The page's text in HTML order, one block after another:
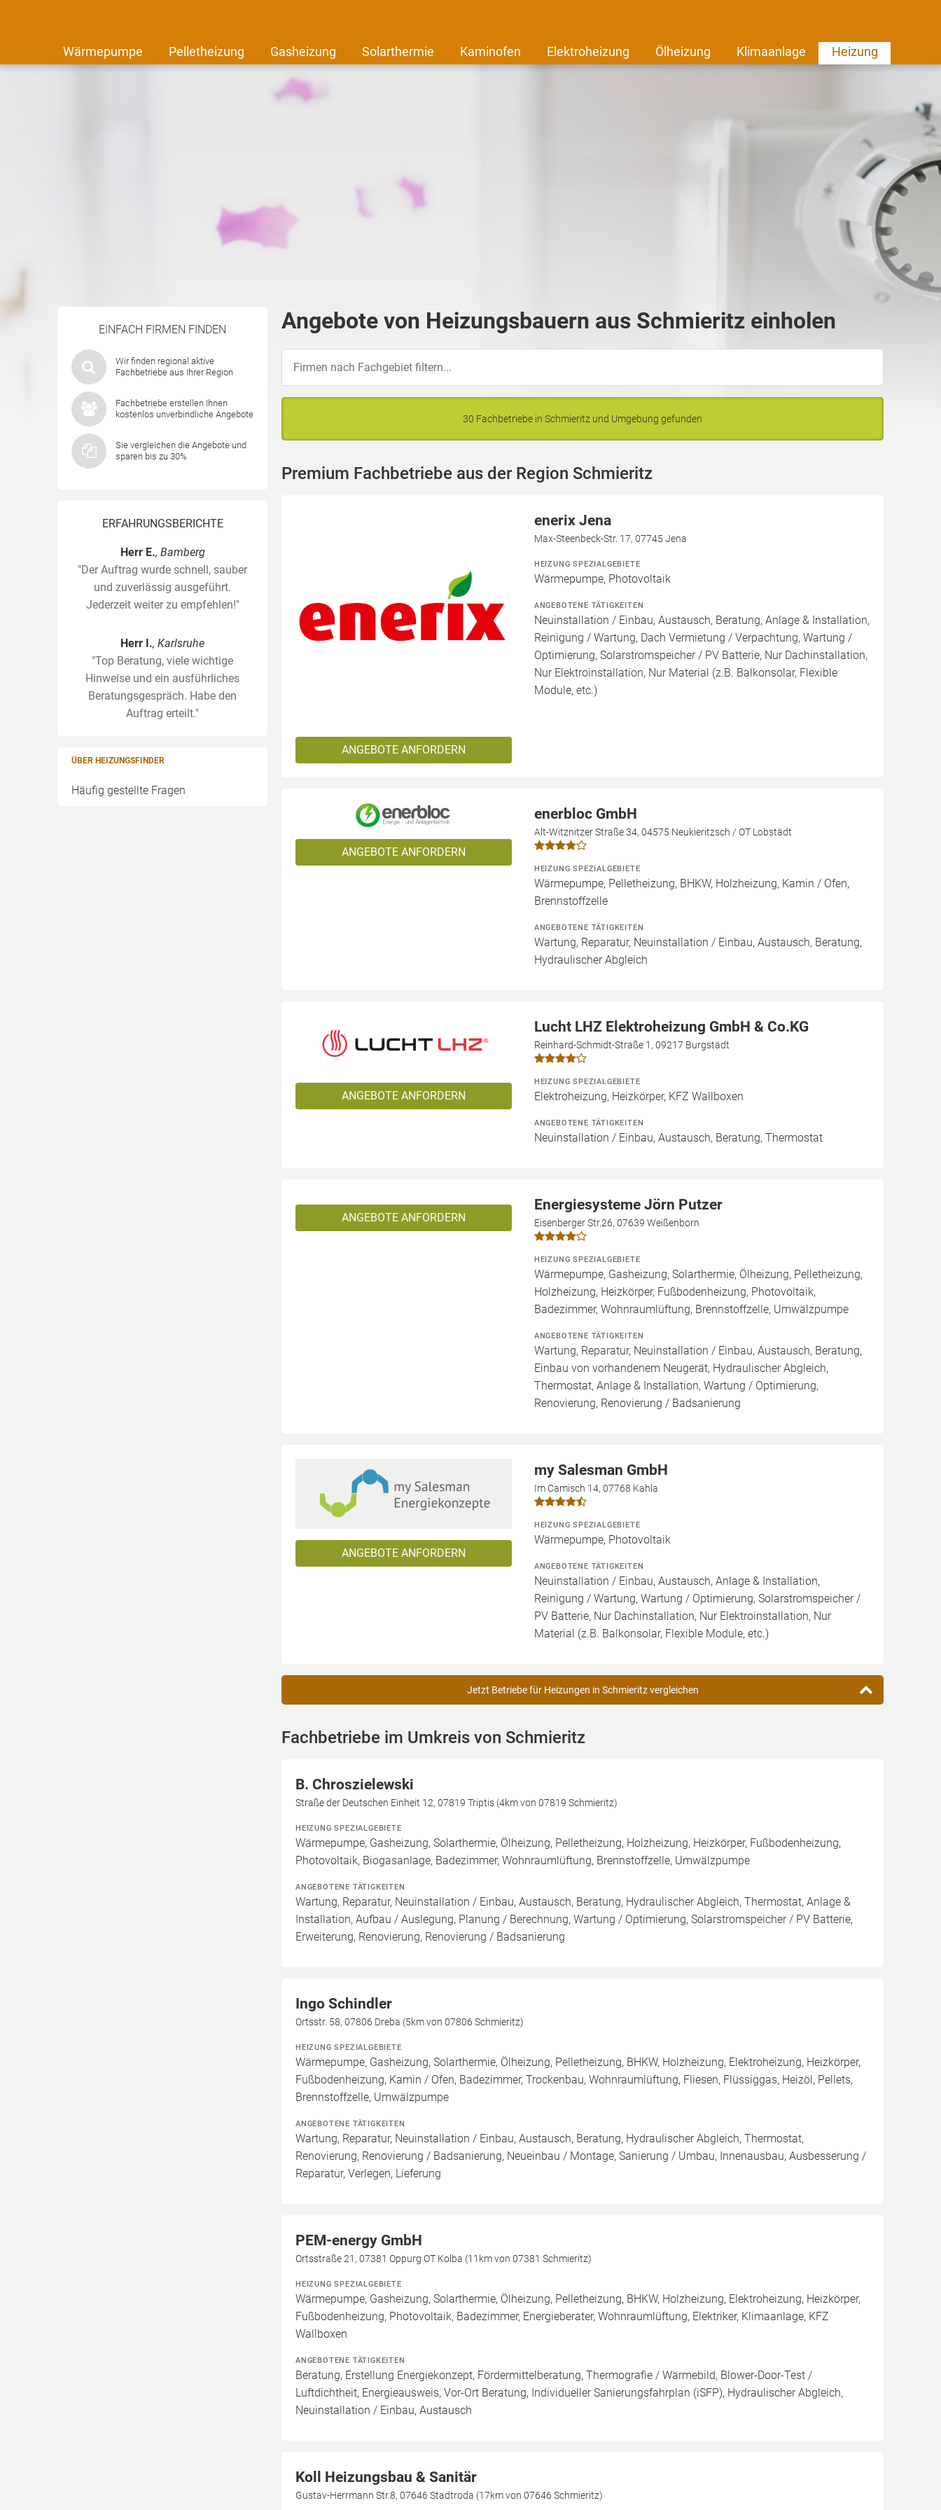
Wärmepumpe Pelletheizung Gasheizung Solarthermie Kaminofen Elektroheizung Ölheizung Klimaanlage Heizung
EINFACH FIRMEN FINDEN
Wir finden regional aktive
Fachbetriebe aus Ihrer Region
Fachbetriebe erstellen Ihnen
kostenlos unverbindliche Angebote
Sie vergleichen die Angebote und
sparen bis zu 30%
ERFAHRUNGSBERICHTE
Herr E., Bamberg
"Der Auftrag wurde schnell, sauber
und zuverlässig ausgeführt.
Jederzeit weiter zu empfehlen!"
Herr I., Karlsruhe
"Top Beratung, viele wichtige
Hinweise und ein ausführliches
Beratungsgespräch. Habe den
Auftrag erteilt."
ÜBER HEIZUNGSFINDER
Häufig gestellte Fragen
Angebote von Heizungsbauern aus Schmieritz einholen
30 Fachbetriebe in Schmieritz und Umgebung gefunden
Premium Fachbetriebe aus der Region Schmieritz
ANGEBOTE ANFORDERN
enerix Jena
Max-Steenbeck-Str. 17, 07745 Jena
HEIZUNG SPEZIALGEBIETE
Wärmepumpe, Photovoltaik
ANGEBOTENE TÄTIGKEITEN
Neuinstallation / Einbau, Austausch, Beratung, Anlage & Installation,
Reinigung / Wartung, Dach Vermietung / Verpachtung, Wartung /
Optimierung, Solarstromspeicher / PV Batterie, Nur Dachinstallation,
Nur Elektroinstallation, Nur Material (z.B. Balkonsolar, Flexible
Module, etc.)
ANGEBOTE ANFORDERN
enerbloc GmbH
Alt-Witznitzer Straße 34, 04575 Neukieritzsch / OT Lobstädt
HEIZUNG SPEZIALGEBIETE
Wärmepumpe, Pelletheizung, BHKW, Holzheizung, Kamin / Ofen,
Brennstoffzelle
ANGEBOTENE TÄTIGKEITEN
Wartung, Reparatur, Neuinstallation / Einbau, Austausch, Beratung,
Hydraulischer Abgleich
ANGEBOTE ANFORDERN
Lucht LHZ Elektroheizung GmbH & Co.KG
Reinhard-Schmidt-Straße 1, 09217 Burgstädt
HEIZUNG SPEZIALGEBIETE
Elektroheizung, Heizkörper, KFZ Wallboxen
ANGEBOTENE TÄTIGKEITEN
Neuinstallation / Einbau, Austausch, Beratung, Thermostat
ANGEBOTE ANFORDERN
Energiesysteme Jörn Putzer
Eisenberger Str.26, 07639 Weißenborn
HEIZUNG SPEZIALGEBIETE
Wärmepumpe, Gasheizung, Solarthermie, Ölheizung, Pelletheizung,
Holzheizung, Heizkörper, Fußbodenheizung, Photovoltaik,
Badezimmer, Wohnraumlüftung, Brennstoffzelle, Umwälzpumpe
ANGEBOTENE TÄTIGKEITEN
Wartung, Reparatur, Neuinstallation / Einbau, Austausch, Beratung,
Einbau von vorhandenem Neugerät, Hydraulischer Abgleich,
Thermostat, Anlage & Installation, Wartung / Optimierung,
Renovierung, Renovierung / Badsanierung
ANGEBOTE ANFORDERN
my Salesman GmbH
Im Camisch 14, 07768 Kahla
HEIZUNG SPEZIALGEBIETE
Wärmepumpe, Photovoltaik
ANGEBOTENE TÄTIGKEITEN
Neuinstallation / Einbau, Austausch, Anlage & Installation,
Reinigung / Wartung, Wartung / Optimierung, Solarstromspeicher /
PV Batterie, Nur Dachinstallation, Nur Elektroinstallation, Nur
Material (z.B. Balkonsolar, Flexible Module, etc.)
Jetzt Betriebe für Heizungen in Schmieritz vergleichen
Fachbetriebe im Umkreis von Schmieritz
B. Chroszielewski
Straße der Deutschen Einheit 12, 07819 Triptis (4km von 07819 Schmieritz)
HEIZUNG SPEZIALGEBIETE
Wärmepumpe, Gasheizung, Solarthermie, Ölheizung, Pelletheizung, Holzheizung, Heizkörper, Fußbodenheizung,
Photovoltaik, Biogasanlage, Badezimmer, Wohnraumlüftung, Brennstoffzelle, Umwälzpumpe
ANGEBOTENE TÄTIGKEITEN
Wartung, Reparatur, Neuinstallation / Einbau, Austausch, Beratung, Hydraulischer Abgleich, Thermostat, Anlage &
Installation, Aufbau / Auslegung, Planung / Berechnung, Wartung / Optimierung, Solarstromspeicher / PV Batterie,
Erweiterung, Renovierung, Renovierung / Badsanierung
Ingo Schindler
Ortsstr. 58, 07806 Dreba (5km von 07806 Schmieritz)
HEIZUNG SPEZIALGEBIETE
Wärmepumpe, Gasheizung, Solarthermie, Ölheizung, Pelletheizung, BHKW, Holzheizung, Elektroheizung, Heizkörper,
Fußbodenheizung, Kamin / Ofen, Badezimmer, Trockenbau, Wohnraumlüftung, Fliesen, Flüssiggas, Heizöl, Pellets,
Brennstoffzelle, Umwälzpumpe
ANGEBOTENE TÄTIGKEITEN
Wartung, Reparatur, Neuinstallation / Einbau, Austausch, Beratung, Hydraulischer Abgleich, Thermostat,
Renovierung, Renovierung / Badsanierung, Neueinbau / Montage, Sanierung / Umbau, Innenausbau, Ausbesserung /
Reparatur, Verlegen, Lieferung
PEM-energy GmbH
Ortsstraße 21, 07381 Oppurg OT Kolba (11km von 07381 Schmieritz)
HEIZUNG SPEZIALGEBIETE
Wärmepumpe, Gasheizung, Solarthermie, Ölheizung, Pelletheizung, BHKW, Holzheizung, Elektroheizung, Heizkörper,
Fußbodenheizung, Photovoltaik, Badezimmer, Energieberater, Wohnraumlüftung, Elektriker, Klimaanlage, KFZ
Wallboxen
ANGEBOTENE TÄTIGKEITEN
Beratung, Erstellung Energiekonzept, Fördermittelberatung, Thermografie / Wärmebild, Blower-Door-Test /
Luftdichtheit, Energieausweis, Vor-Ort Beratung, Individueller Sanierungsfahrplan (iSFP), Hydraulischer Abgleich,
Neuinstallation / Einbau, Austausch
Koll Heizungsbau & Sanitär
Gustav-Herrmann Str.8, 07646 Stadtroda (17km von 07646 Schmieritz)